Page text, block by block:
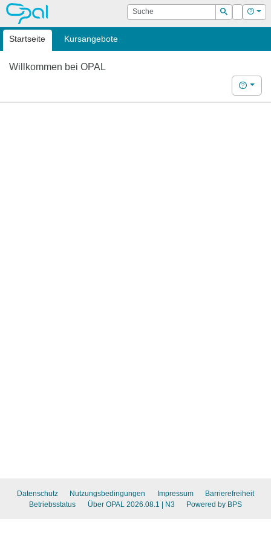
OPAL Suche
Suchen
Login Hilfe
Startseite Kursangebote
Willkommen bei OPAL
Hilfe
Datenschutz Nutzungsbedingungen Impressum
Barrierefreiheit
Betriebsstatus
Über OPAL 2026.08.1 | N3 Powered by BPS